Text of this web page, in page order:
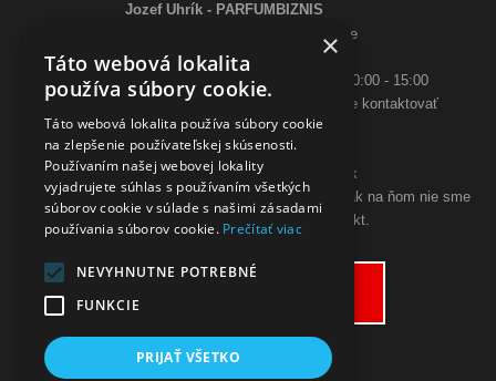
Jozef Uhrík - PARFUMBIZNIS
Saratovská 2926/21 93405 Levice
Telefón:
0948 005 546
- PO-PIA: 10:00 - 18:00, SO 10:00 - 15:00
ak sa aj hneď nedovoláte, budeme Vás spätne kontaktovať
Email:
poslimasem@gmail.com
objednavky@zpohodliadomova.sk
Kontaktovať nás môžete aj cez zákaznícky chat, ak na ňom nie sme
prítomný, zanechajte na seba kontakt.
×
Táto webová lokalita
používa súbory cookie.
Táto webová lokalita používa súbory cookie
na zlepšenie používateľskej skúsenosti.
Používaním našej webovej lokality
vyjadrujete súhlas s používaním všetkých
súborov cookie v súlade s našimi zásadami
používania súborov cookie. Prečítať viac
NEVYHNUTNE POTREBNÉ
FUNKCIE
PRIJAŤ VŠETKO